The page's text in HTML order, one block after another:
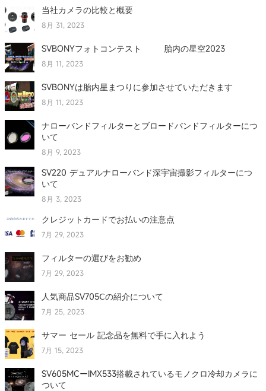
当社カメラの比較と概要
8月 31, 2023
SVBONYフォトコンテスト 胎内の星空2023
8月 11, 2023
SVBONYは胎内星まつりに参加させていただきます
8月 11, 2023
ナローバンドフィルターとブロードバンドフィルターにつ
いて
8月 9, 2023
SV220 デュアルナローバンド深宇宙撮影フィルターにつ
いて
8月 3, 2023
クレジットカードでお払いの注意点
7月 29, 2023
フィルターの選びをお勧め
7月 29, 2023
人気商品SV705Ⅽの紹介について
7月 25, 2023
サマー セール 記念品を無料で手に入れよう
7月 15, 2023
SV605MCーIMX533搭載されているモノクロ冷却カメラに
ついて